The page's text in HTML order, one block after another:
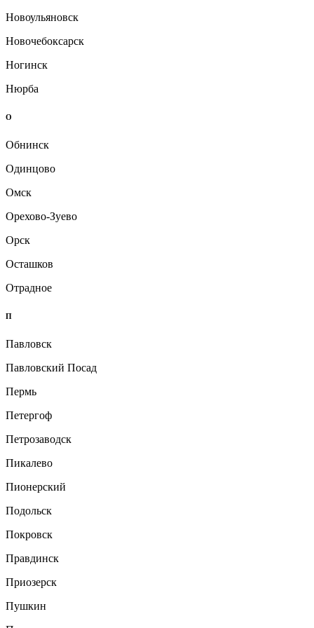
Новоульяновск
Новочебоксарск
Ногинск
Нюрба
О
Обнинск
Одинцово
Омск
Орехово-Зуево
Орск
Осташков
Отрадное
П
Павловск
Павловский Посад
Пермь
Петергоф
Петрозаводск
Пикалево
Пионерский
Подольск
Покровск
Правдинск
Приозерск
Пушкин